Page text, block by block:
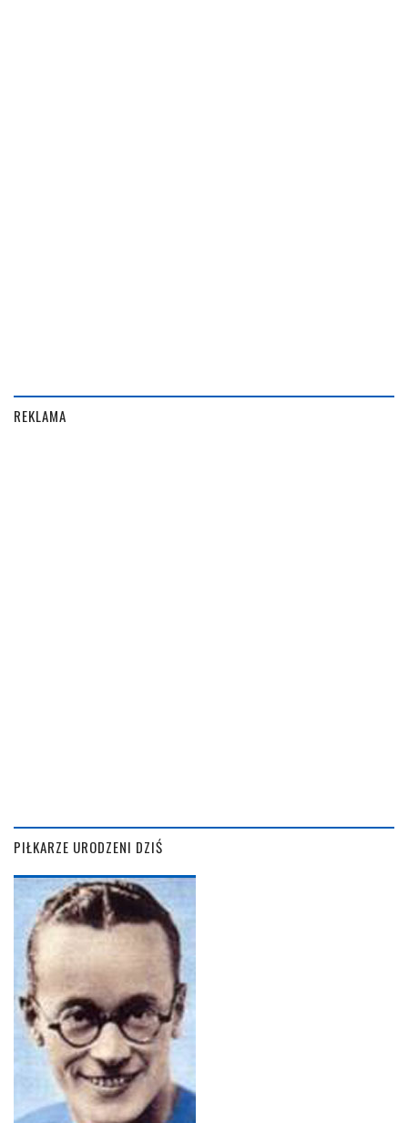
REKLAMA
PIŁKARZE URODZENI DZIŚ